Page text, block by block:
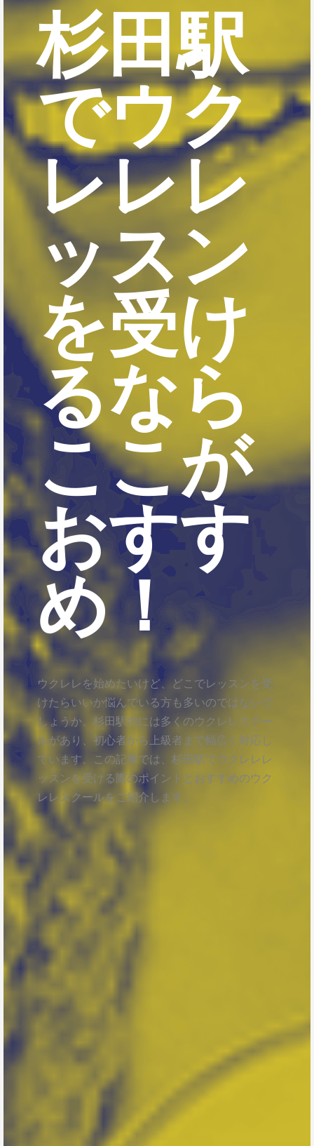
杉田駅
でウク
レレレ
ッスン
を受け
るなら
ここが
おすす
め！
ウクレレを始めたいけど、どこでレッスンを受
けたらいいか悩んでいる方も多いのではないで
しょうか。杉田駅内には多くのウクレレスクー
ルがあり、初心者から上級者まで幅広く対応し
ています。この記事では、杉田駅でウクレレレ
ッスンを受ける際のポイントとおすすめのウク
レレスクールをご紹介します。